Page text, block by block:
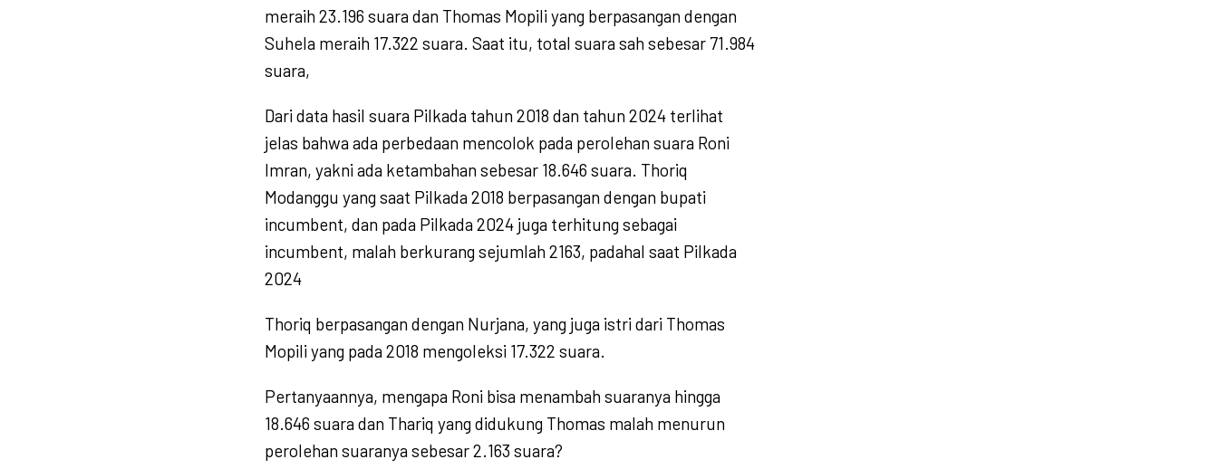
meraih 23.196 suara dan Thomas Mopili yang berpasangan dengan
Suhela meraih 17.322 suara. Saat itu, total suara sah sebesar 71.984
suara,
Dari data hasil suara Pilkada tahun 2018 dan tahun 2024 terlihat
jelas bahwa ada perbedaan mencolok pada perolehan suara Roni
Imran, yakni ada ketambahan sebesar 18.646 suara. Thoriq
Modanggu yang saat Pilkada 2018 berpasangan dengan bupati
incumbent, dan pada Pilkada 2024 juga terhitung sebagai
incumbent, malah berkurang sejumlah 2163, padahal saat Pilkada
2024
Thoriq berpasangan dengan Nurjana, yang juga istri dari Thomas
Mopili yang pada 2018 mengoleksi 17.322 suara.
Pertanyaannya, mengapa Roni bisa menambah suaranya hingga
18.646 suara dan Thariq yang didukung Thomas malah menurun
perolehan suaranya sebesar 2.163 suara?